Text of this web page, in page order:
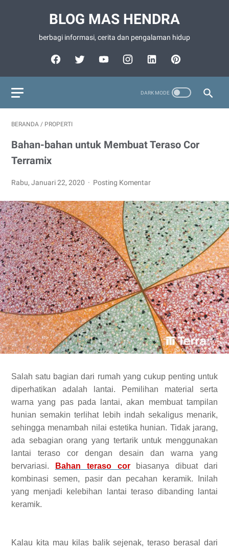
BLOG MAS HENDRA
berbagi informasi, cerita dan pengalaman hidup
BERANDA / PROPERTI
Bahan-bahan untuk Membuat Teraso Cor
Terramix
Rabu, Januari 22, 2020 Posting Komentar
Salah satu bagian dari rumah yang cukup penting untuk
diperhatikan adalah lantai. Pemilihan material serta
warna yang pas pada lantai, akan membuat tampilan
hunian semakin terlihat lebih indah sekaligus menarik,
sehingga menambah nilai estetika hunian. Tidak jarang,
ada sebagian orang yang tertarik untuk menggunakan
lantai teraso cor dengan desain dan warna yang
bervariasi.
Bahan teraso corbiasanya dibuat dari
kombinasi semen, pasir dan pecahan keramik. Inilah
yang menjadi kelebihan lantai teraso dibanding lantai
keramik.
Kalau kita mau kilas balik sejenak, teraso berasal dari